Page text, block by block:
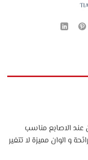
الاصابع مناسب
و الوان مميزة لا تتغير